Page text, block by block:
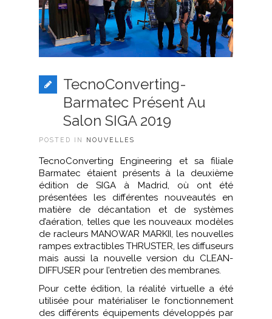
TecnoConverting-
Barmatec Présent Au
Salon SIGA 2019
POSTED IN NOUVELLES
TecnoConverting Engineering et sa filiale
Barmatec étaient présents à la deuxième
édition de SIGA à Madrid, où ont été
présentées les différentes nouveautés en
matière de décantation et de systèmes
d’aération, telles que les nouveaux modèles
de racleurs MANOWAR MARKII, les nouvelles
rampes extractibles THRUSTER, les diffuseurs
mais aussi la nouvelle version du CLEAN-
DIFFUSER pour l’entretien des membranes.
Pour cette édition, la réalité virtuelle a été
utilisée pour matérialiser le fonctionnement
des différents équipements développés par